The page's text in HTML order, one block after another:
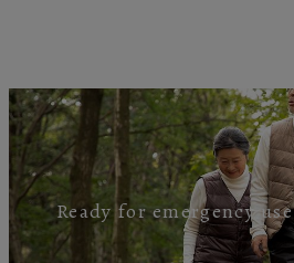
Ready for emergency use